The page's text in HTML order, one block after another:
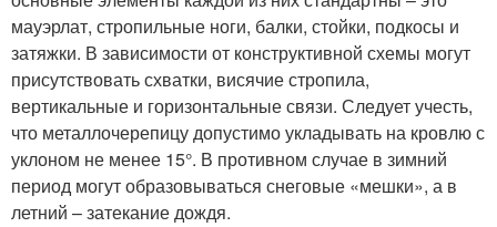
мауэрлат, стропильные ноги, балки, стойки, подкосы и
затяжки. В зависимости от конструктивной схемы могут
присутствовать схватки, висячие стропила,
вертикальные и горизонтальные связи. Следует учесть,
что металлочерепицу допустимо укладывать на кровлю с
уклоном не менее 15°. В противном случае в зимний
период могут образовываться снеговые «мешки», а в
летний – затекание дождя.